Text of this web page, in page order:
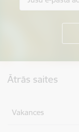
Ātrās saites
Vakances